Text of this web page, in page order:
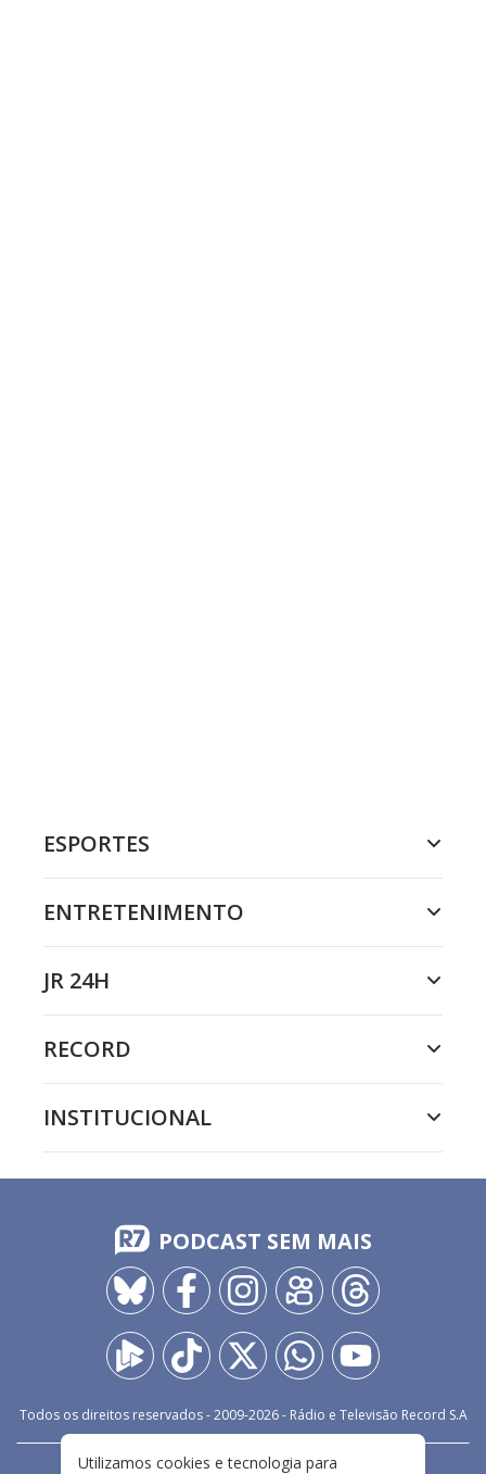
ESPORTES
ENTRETENIMENTO
JR 24H
RECORD
INSTITUCIONAL
PODCAST SEM MAIS
Todos os direitos reservados - 2009-2026- Rádio e Televisão Record S.A
Utilizamos cookies e tecnologia para